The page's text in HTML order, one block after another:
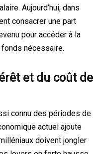
Aujourd’hui, dans
consacrer une part
pour accéder à la
nécessaire.
et du coût de
connu des périodes de
actuel ajoute
doivent jongler